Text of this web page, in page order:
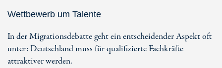
Wettbewerb um Talente
In der Migrationsdebatte geht ein entscheidender Aspekt oft
unter: Deutschland muss für qualifizierte Fachkräfte
attraktiver werden.